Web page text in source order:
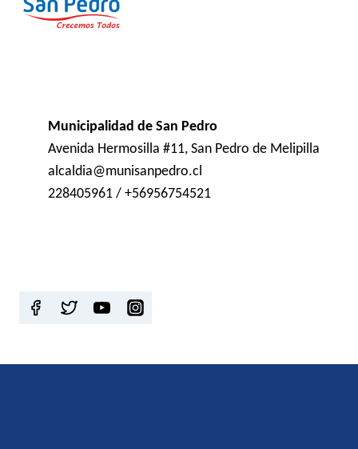
Municipalidad de San Pedro
Avenida Hermosilla #11, San Pedro de Melipilla
alcaldia@munisanpedro.cl
228405961 / +56956754521